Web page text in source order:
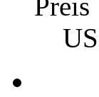
Preis